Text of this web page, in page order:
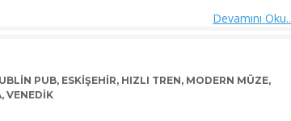
Devamını Oku..
PUB, ESKIŞEHIR, HIZLI TREN, MODERN MÜZE,
, VENEDIK